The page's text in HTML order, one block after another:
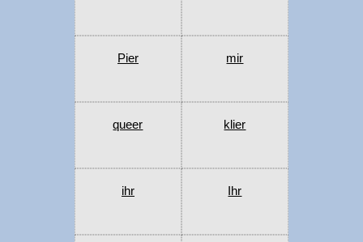
Pier mir
queer klier
ihr Ihr